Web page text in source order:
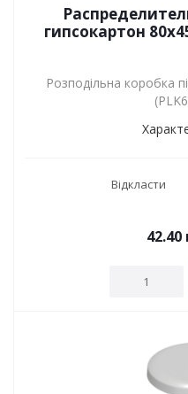
гипсокартон
Розподільна коробка
Відкласти
42.40